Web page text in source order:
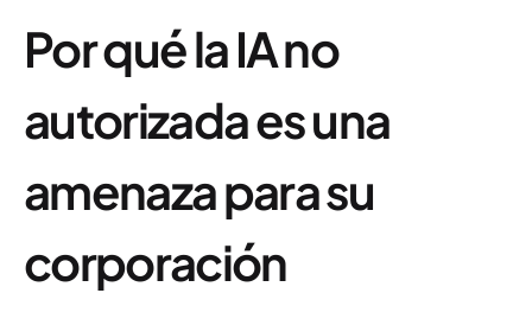
Por qué la IA no
autorizada es una
amenaza para su
corporación